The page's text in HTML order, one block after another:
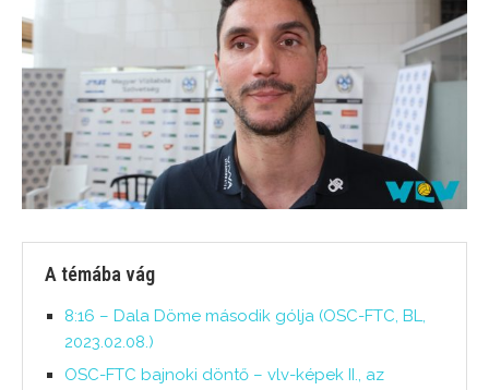
A témába vág
8:16 – Dala Döme második gólja (OSC-FTC, BL,
2023.02.08.)
OSC-FTC bajnoki döntő – vlv-képek II., az